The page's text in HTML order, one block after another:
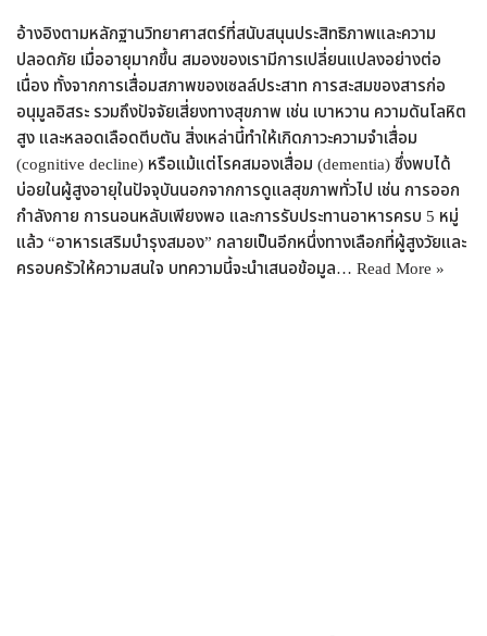
อ้างอิงตามหลักฐานวิทยาศาสตร์ที่สนับสนุนประสิทธิภาพและความ
ปลอดภัย เมื่ออายุมากขึ้น สมองของเรามีการเปลี่ยนแปลงอย่างต่อ
เนื่อง ทั้งจากการเสื่อมสภาพของเซลล์ประสาท การสะสมของสารก่อ
อนุมูลอิสระ รวมถึงปัจจัยเสี่ยงทางสุขภาพ เช่น เบาหวาน ความดันโลหิต
สูง และหลอดเลือดตีบตัน สิ่งเหล่านี้ทำให้เกิดภาวะความจำเสื่อม
(cognitive decline) หรือแม้แต่โรคสมองเสื่อม (dementia) ซึ่งพบได้
บ่อยในผู้สูงอายุในปัจจุบันนอกจากการดูแลสุขภาพทั่วไป เช่น การออก
กำลังกาย การนอนหลับเพียงพอ และการรับประทานอาหารครบ 5 หมู่
แล้ว “อาหารเสริมบำรุงสมอง” กลายเป็นอีกหนึ่งทางเลือกที่ผู้สูงวัยและ
ครอบครัวให้ความสนใจ บทความนี้จะนำเสนอข้อมูล… Read More »